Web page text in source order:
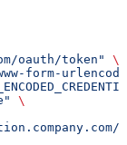
oauth/token"
\
form-
\
"